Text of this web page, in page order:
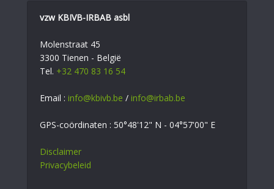
vzw KBIVB-IRBAB asbl
Molenstraat 45
3300 Tienen - België
Tel. +32 470 83 16 54
Email : info@kbivb.be / info@irbab.be
GPS-coördinaten : 50°48'12" N - 04°57'00" E
Disclaimer
Privacybeleid